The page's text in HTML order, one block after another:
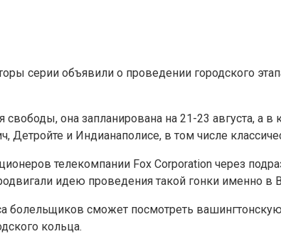
серии объявили о проведении городского
она запланирована на 21-23 августа, а
Детройте и Индианаполисе, в том числе
телекомпании Fox Corporation через
идею проведения такой гонки именно в
болельщиков сможет посмотреть
кольца.